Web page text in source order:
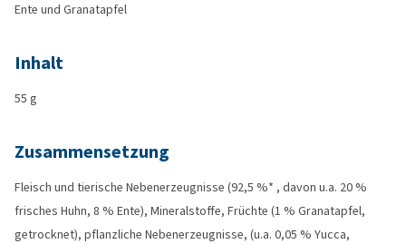
Ente und Granatapfel
Inhalt
55 g
Zusammensetzung
Fleisch und tierische Nebenerzeugnisse (92,5 %* , davon u.a. 20 %
frisches Huhn, 8 % Ente), Mineralstoffe, Früchte (1 % Granatapfel,
getrocknet), pflanzliche Nebenerzeugnisse, (u.a. 0,05 % Yucca,